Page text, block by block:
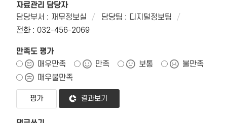
자료관리 담당자
담당부서 : 재무정보실
담당팀 : 디지털정보팀
전화 : 032-456-2069
만족도 평가
매우만족
만족 보통
불만족
매우불만족
결과보기